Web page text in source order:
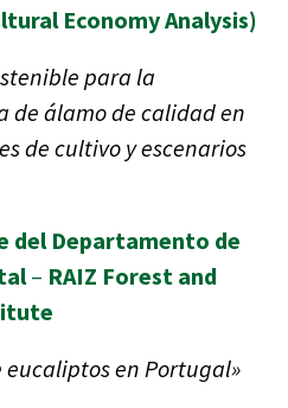
Economy Analysis)
para la
de álamo de calidad en
de cultivo y escenarios
del Departamento de
– RAIZ Forest and
en Portugal»